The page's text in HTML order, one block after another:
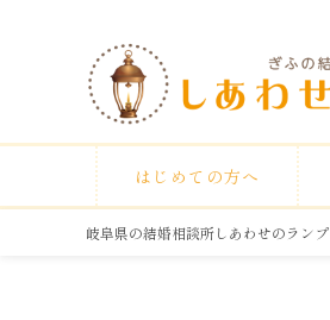
はじめての方へ
岐阜県の結婚相談所しあわせのランプ